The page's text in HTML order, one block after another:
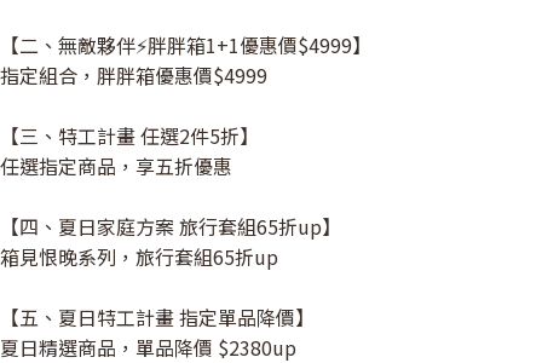
【二、無敵夥伴⚡️胖胖箱1+1優惠價$4999】
指定組合，胖胖箱優惠價$4999
【三、特工計畫 任選2件5折】
任選指定商品，享五折優惠
【四、夏日家庭方案 旅行套組65折up】
箱見恨晚系列，旅行套組65折up
【五、夏日特工計畫 指定單品降價】
夏日精選商品，單品降價 $2380up